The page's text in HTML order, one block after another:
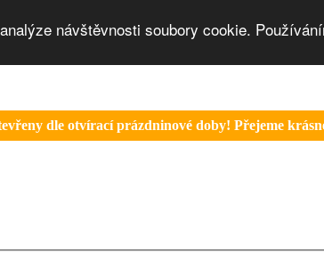
návštěvnosti soubory cookie.
dle otvírací prázdninové doby! Přejeme